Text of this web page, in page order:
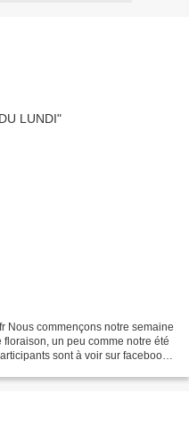
Nous commençons notre semaine
un peu comme notre été
sont à voir sur facebook